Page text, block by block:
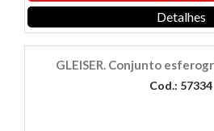
Detalhes
GLEISER. Conjunto
Cod.: 57334